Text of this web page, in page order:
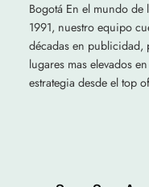
Bogotá En el mundo
1991, nuestro equipo
décadas en publicidad,
lugares mas elevados
estrategia desde el top